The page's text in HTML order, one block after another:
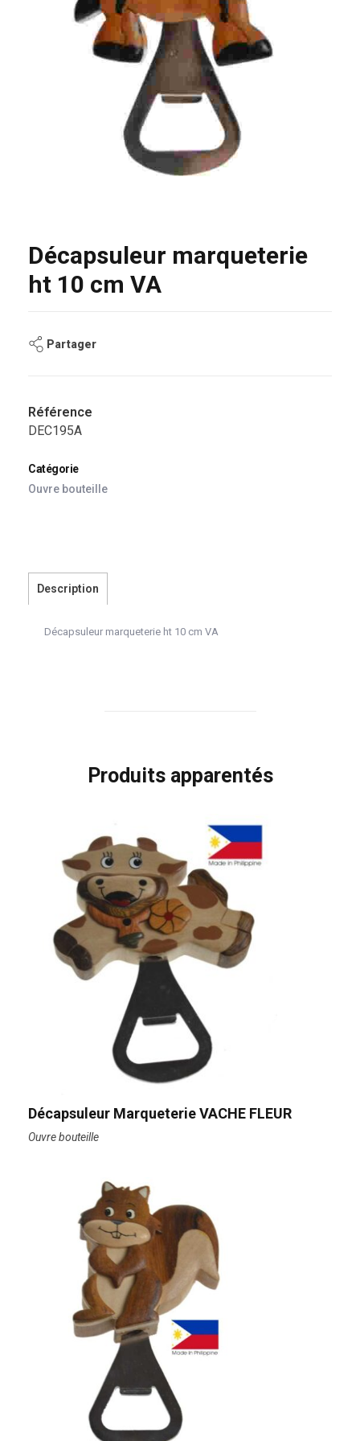
Décapsuleur marqueterie
ht 10 cm VA
Partager
Référence
DEC195A
Catégorie
Ouvre bouteille
Description
Décapsuleur marqueterie ht 10 cm VA
Produits apparentés
Décapsuleur Marqueterie VACHE FLEUR
Ouvre bouteille